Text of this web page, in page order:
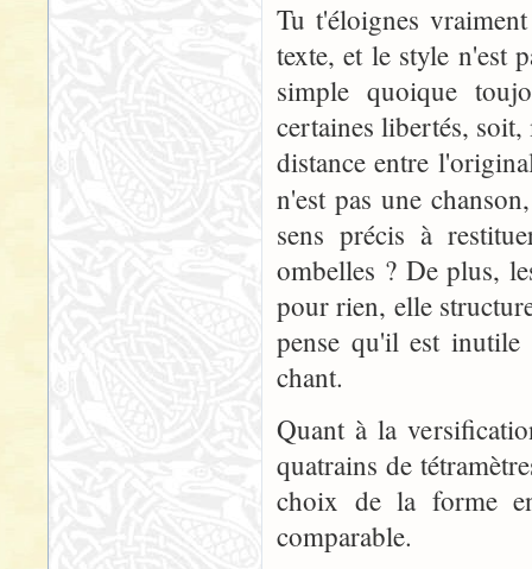
Tu t'éloignes
texte, et le style n'est
simple quoique
certaines libertés,
distance entre
n'est pas une
sens précis à
ombelles ? De plus,
pour rien, elle
pense qu'il est
chant.
Quant à la
quatrains de
choix de la forme
comparable.